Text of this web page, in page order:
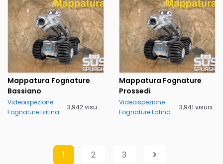
Mappatura Fognature
Bassiano
Videoispezione
Fognature Latina
3,942 visualizzazioni
Mappatura Fognature
Prossedi
Videoispezione
Fognature Latina
3,941 visualizzazioni
1 2 3